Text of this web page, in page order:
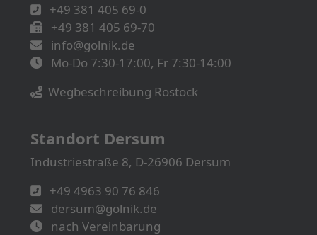
+49 381 405 69-0
+49 381 405 69-70
info@golnik.de
Mo-Do 7:30-17:00, Fr 7:30-14:00
Wegbeschreibung Rostock
Standort Dersum
Industriestraße 8, D-26906 Dersum
+49 4963 90 76 846
dersum@golnik.de
nach Vereinbarung